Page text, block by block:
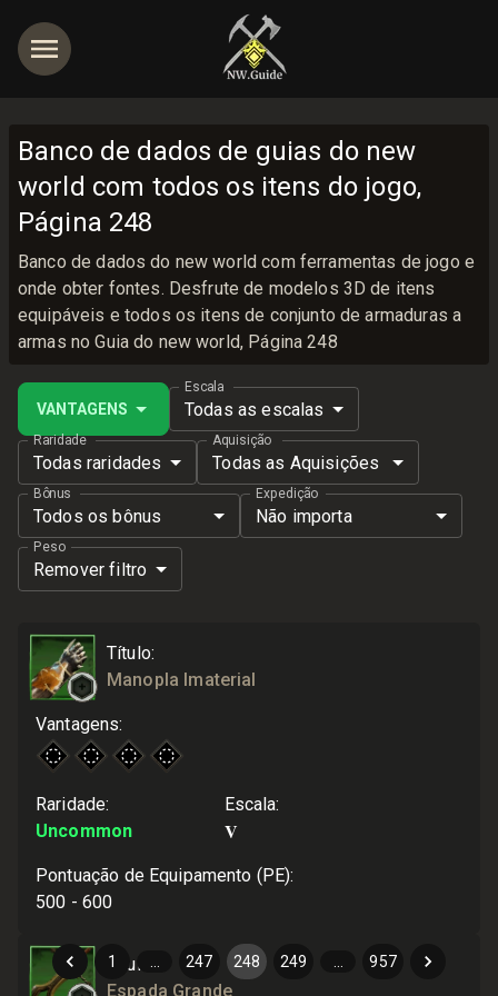
Banco de dados de guias do new
world com todos os itens do jogo,
Página 248
Banco de dados do new world com ferramentas de jogo e
onde obter fontes. Desfrute de modelos 3D de itens
equipáveis e todos os itens de conjunto de armaduras a
armas no Guia do new world, Página 248
VANTAGENS
Escala
Todas as escalas
Raridade
Todas raridades
Aquisição
Todas as Aquisições
Bônus
Todos os bônus
Expedição
Não importa
Peso
Remover filtro
Título:
Manopla Imaterial
Vantagens:
Raridade:
Uncommon
Escala:
V
Pontuação de Equipamento (PE):
500 - 600
Título:
Espada Grande
1 247 248 249 957